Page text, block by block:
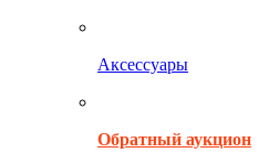
Аксессуары
Обратный аукцион